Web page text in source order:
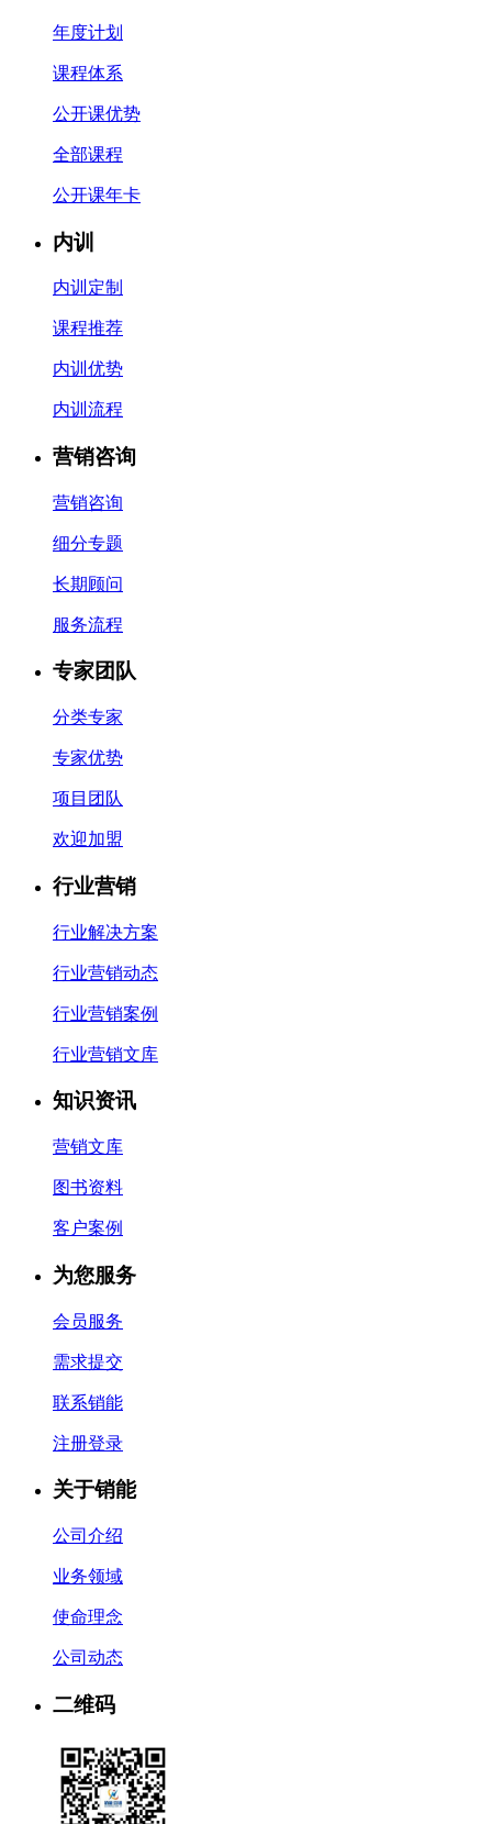
年度计划
课程体系
公开课优势
全部课程
公开课年卡
内训
内训定制
课程推荐
内训优势
内训流程
营销咨询
营销咨询
细分专题
长期顾问
服务流程
专家团队
分类专家
专家优势
项目团队
欢迎加盟
行业营销
行业解决方案
行业营销动态
行业营销案例
行业营销文库
知识资讯
营销文库
图书资料
客户案例
为您服务
会员服务
需求提交
联系销能
注册登录
关于销能
公司介绍
业务领域
使命理念
公司动态
二维码